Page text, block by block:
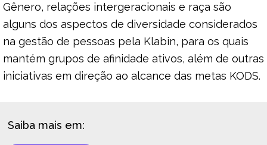
Gênero, relações intergeracionais e raça são
alguns dos aspectos de diversidade considerados
na gestão de pessoas pela Klabin, para os quais
mantém grupos de afinidade ativos, além de outras
iniciativas em direção ao alcance das metas KODS.
Saiba mais em: